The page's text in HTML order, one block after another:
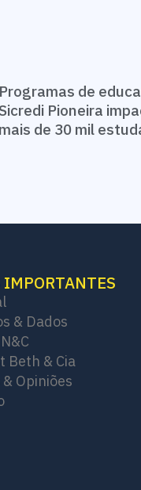
Programas de
Sicredi Pioneira
mais de 30 mil
& Dados
Beth & Cia
Opiniões